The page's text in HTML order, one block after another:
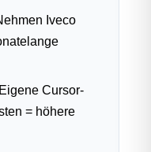
Iveco
Eigene Cursor-
= höhere